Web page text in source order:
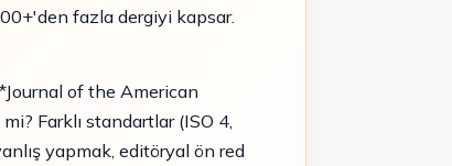
fazla dergiyi kapsar.
of the American
Farklı standartlar (ISO 4,
yapmak, editöryal ön red